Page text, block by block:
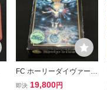
FC ホーリーダイヴァー
箱付 取説付 ファミコンソ
即決 19,800円